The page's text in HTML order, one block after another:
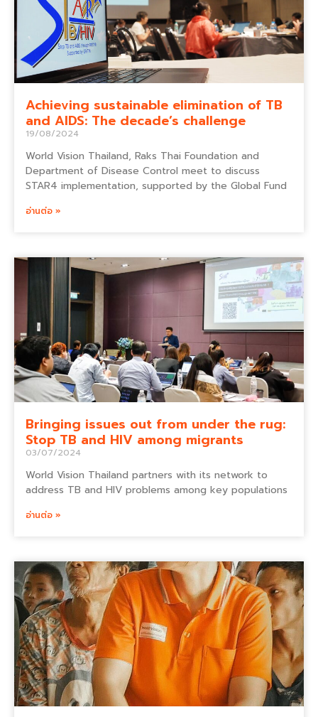
Achieving sustainable elimination of TB
and AIDS: The decade’s challenge
19/08/2024
World Vision Thailand, Raks Thai Foundation and
Department of Disease Control meet to discuss
STAR4 implementation, supported by the Global Fund
อ่านต่อ »
Bringing issues out from under the rug:
Stop TB and HIV among migrants
03/07/2024
World Vision Thailand partners with its network to
address TB and HIV problems among key populations
อ่านต่อ »